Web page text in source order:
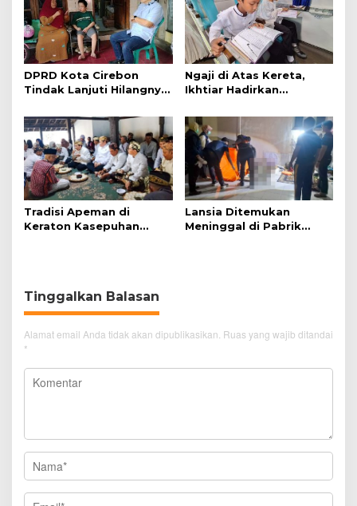
DPRD Kota Cirebon
Tindak Lanjuti Hilangnya
Disabilitas
Ngaji di Atas Kereta,
Ikhtiar Hadirkan
Nyaman
Tradisi Apeman di
Keraton Kasepuhan
Lansia Ditemukan
Meninggal di Pabrik
Tinggalkan Balasan
Alamat email Anda tidak akan dipublikasikan. Ruas yang wajib ditandai
*